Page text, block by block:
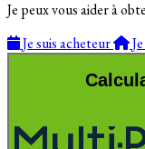
Je peux vous aider à
Je suis acheteur